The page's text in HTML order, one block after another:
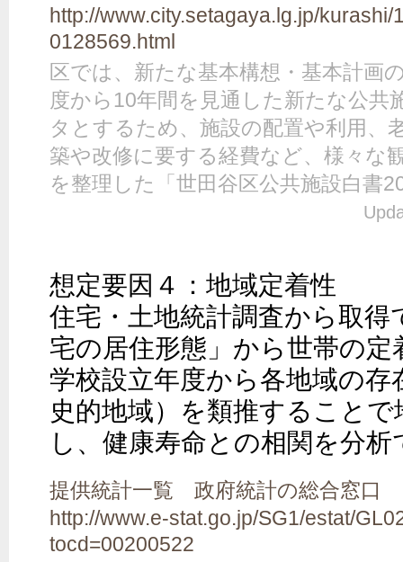
http://www.city.setagaya.lg.jp/
0128569.html
区では、新たな基本構想・基本計画
度から10年間を見通した新たな公共
タとするため、施設の配置や利用、
築や改修に要する経費など、様々な
を整理した「世田谷区公共施設白書
想定要因４：地域定着性
住宅・土地統計調査から取得
宅の居住形態」から世帯の定
学校設立年度から各地域の存
史的地域）を類推すること
し、健康寿命との相関を分
提供統計一覧 政府統計の総合窓口
http://www.e-stat.go.jp/SG1/estat/
tocd=00200522